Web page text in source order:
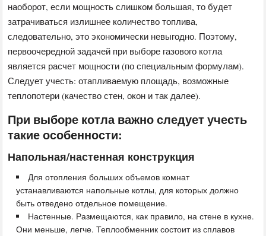
наоборот, если мощность слишком большая, то будет
затрачиваться излишнее количество топлива,
следовательно, это экономически невыгодно. Поэтому,
первоочередной задачей при выборе газового котла
является расчет мощности (по специальным формулам).
Следует учесть: отапливаемую площадь, возможные
теплопотери (качество стен, окон и так далее).
При выборе котла важно следует учесть
такие особенности:
Напольная/настенная конструкция
Для отопления больших объемов комнат
устанавливаются напольные котлы, для которых должно
быть отведено отдельное помещение.
Настенные. Размещаются, как правило, на стене в кухне.
Они меньше, легче. Теплообменник состоит из сплавов